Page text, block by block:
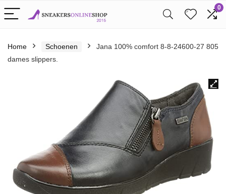
0
Home Schoenen
Jana 100% comfort 8-8-24600-27 805
dames slippers.